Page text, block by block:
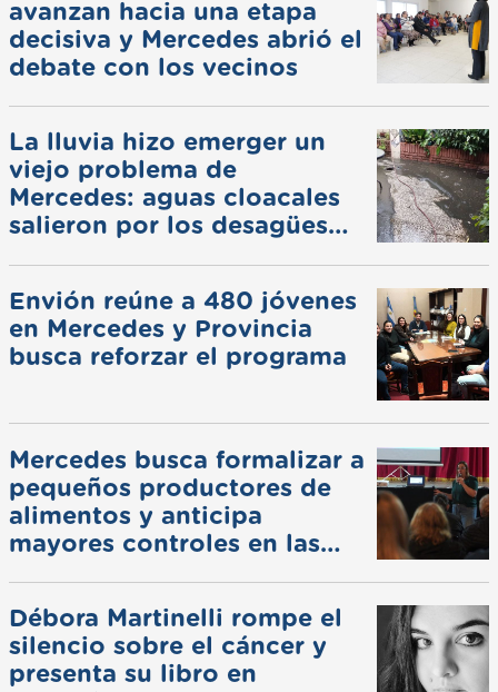
avanzan hacia una etapa
decisiva y Mercedes abrió el
debate con los vecinos
La lluvia hizo emerger un
viejo problema de
Mercedes: aguas cloacales
salieron por los desagües
Envión reúne a 480 jóvenes
en Mercedes y Provincia
busca reforzar el programa
Mercedes busca formalizar a
pequeños productores de
alimentos y anticipa
mayores controles en las
Débora Martinelli rompe el
silencio sobre el cáncer y
presenta su libro en